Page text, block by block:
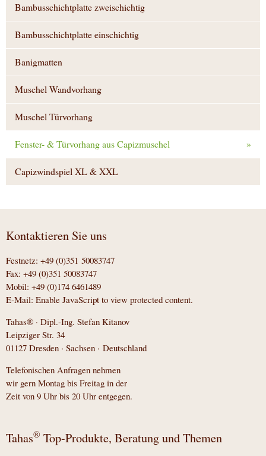
Bambusschichtplatte zweischichtig
Bambusschichtplatte einschichtig
Banigmatten
Muschel Wandvorhang
Muschel Türvorhang
Fenster- & Türvorhang aus Capizmuschel »
Capizwindspiel XL & XXL
Kontaktieren Sie uns
Festnetz: +49 (0)351 50083747
Fax: +49 (0)351 50083747
Mobil: +49 (0)174 6461489
E-Mail: Enable JavaScript to view protected content.
Tahas® · Dipl.-Ing. Stefan Kitanov
Leipziger Str. 34
01127 Dresden · Sachsen · Deutschland
Telefonischen Anfragen nehmen
wir gern Montag bis Freitag in der
Zeit von 9 Uhr bis 20 Uhr entgegen.
Tahas® Top-Produkte, Beratung und Themen